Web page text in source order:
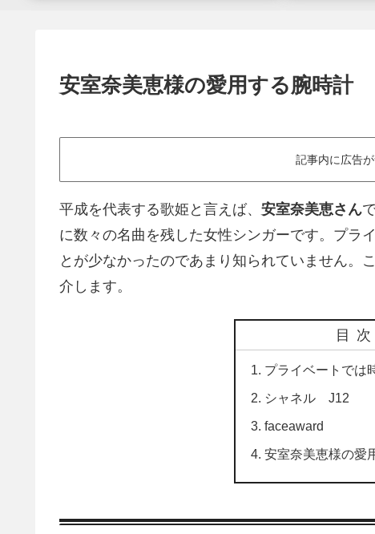
安室奈美恵様の愛用する腕時計
記事内に広告が
平成を代表する歌姫と言えば、 安室奈美恵さん
に数々の名曲を残した女性シンガーです。プラ
とが少なかったのであまり知られていません。
介します。
目次
プライベートでは
シャネル J12
faceaward
安室奈美恵様の愛